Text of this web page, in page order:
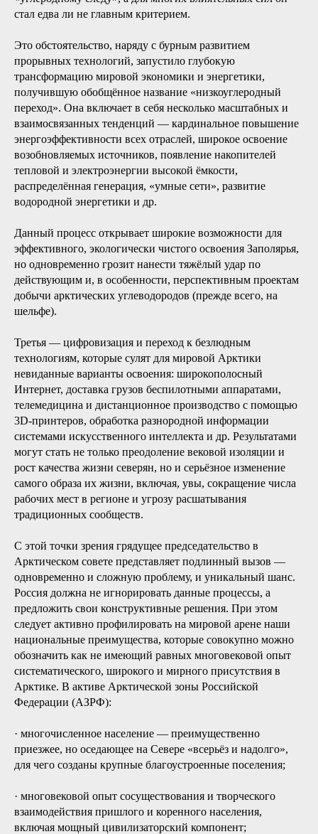
стал едва ли не главным критерием.
Это обстоятельство, наряду с бурным развитием
прорывных технологий, запустило глубокую
трансформацию мировой экономики и энергетики,
получившую обобщённое название «низкоуглеродный
переход». Она включает в себя несколько масштабных и
взаимосвязанных тенденций — кардинальное повышение
энергоэффективности всех отраслей, широкое освоение
возобновляемых источников, появление накопителей
тепловой и электроэнергии высокой ёмкости,
распределённая генерация, «умные сети», развитие
водородной энергетики и др.
Данный процесс открывает широкие возможности для
эффективного, экологически чистого освоения Заполярья,
но одновременно грозит нанести тяжёлый удар по
действующим и, в особенности, перспективным проектам
добычи арктических углеводородов (прежде всего, на
шельфе).
Третья — цифровизация и переход к безлюдным
технологиям, которые сулят для мировой Арктики
невиданные варианты освоения: широкополосный
Интернет, доставка грузов беспилотными аппаратами,
телемедицина и дистанционное производство с помощью
3D-принтеров, обработка разнородной информации
системами искусственного интеллекта и др. Результатами
могут стать не только преодоление вековой изоляции и
рост качества жизни северян, но и серьёзное изменение
самого образа их жизни, включая, увы, сокращение числа
рабочих мест в регионе и угрозу расшатывания
традиционных сообществ.
С этой точки зрения грядущее председательство в
Арктическом совете представляет подлинный вызов —
одновременно и сложную проблему, и уникальный шанс.
Россия должна не игнорировать данные процессы, а
предложить свои конструктивные решения. При этом
следует активно профилировать на мировой арене наши
национальные преимущества, которые совокупно можно
обозначить как не имеющий равных многовековой опыт
систематического, широкого и мирного присутствия в
Арктике. В активе Арктической зоны Российской
Федерации (АЗРФ):
· многочисленное население — преимущественно
приезжее, но оседающее на Севере «всерьёз и надолго»,
для чего созданы крупные благоустроенные поселения;
· многовековой опыт сосуществования и творческого
взаимодействия пришлого и коренного населения,
включая мощный цивилизаторский компонент;